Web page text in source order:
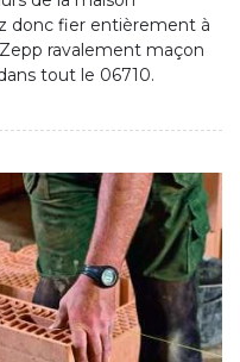
donc fier entièrement à
ravalement maçon
tout le 06710.